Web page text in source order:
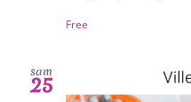
Free
sam
25